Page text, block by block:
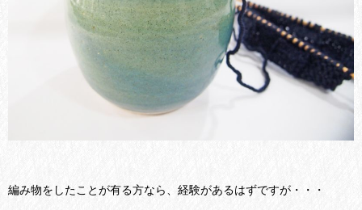
編み物をしたことが有る方なら、経験があるはずですが・・・